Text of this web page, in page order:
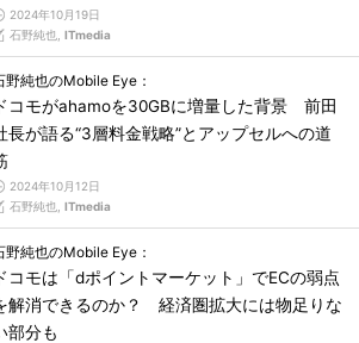
2024年10月19日
石野純也, ITmedia
野純也のMobile Eye：
コモがahamoを30GBに増量した背景 前田
長が語る“3層料金戦略”とアップセルへの道
2024年10月12日
石野純也, ITmedia
野純也のMobile Eye：
コモは「dポイントマーケット」でECの弱点
解消できるのか？ 経済圏拡大には物足りな
部分も